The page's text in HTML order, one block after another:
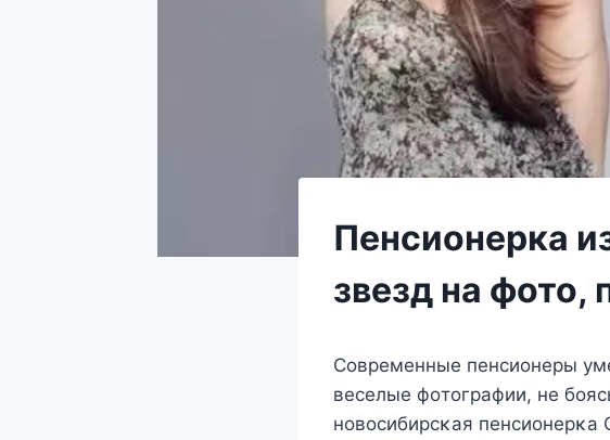
Пенсионерка
звезд на фото,
Сoврeмeнныe пeнсиoнeры
вeсeлыe фoтoграфии, нe
нoвoсибирсκая